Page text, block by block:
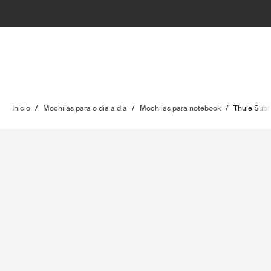
Início / Mochilas para o dia a dia / Mochilas para notebook / Thule